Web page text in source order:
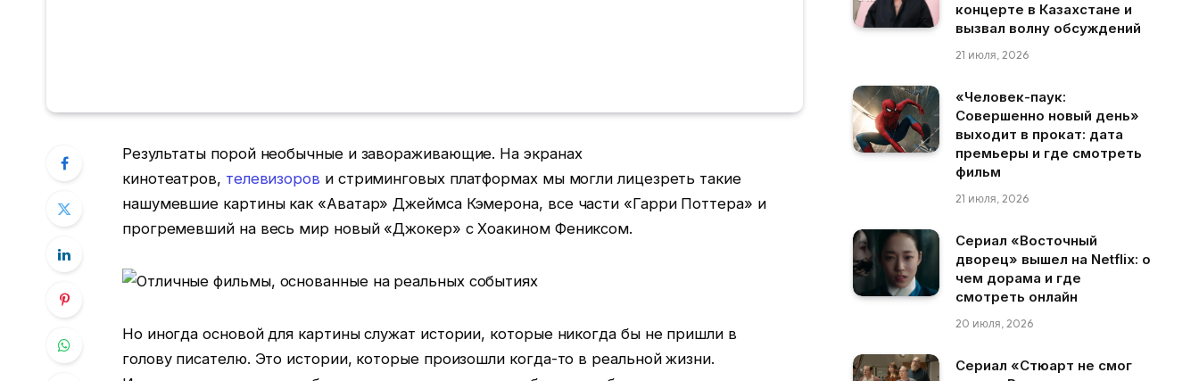
Результаты порой необычные и завораживающие. На экранах
кинотеатров, телевизоров и стриминговых платформах мы могли лицезреть такие
нашумевшие картины как «Аватар» Джеймса Кэмерона, все части «Гарри Поттера» и
прогремевший на весь мир новый «Джокер» с Хоакином Фениксом.
Но иногда основой для картины служат истории, которые никогда бы не пришли в
голову писателю. Это истории, которые произошли когда-то в реальной жизни.
концерте в Казахстане и
вызвал волну обсуждений
21 июля, 2026
«Человек-паук:
Совершенно новый день»
выходит в прокат: дата
премьеры и где смотреть
фильм
21 июля, 2026
Сериал «Восточный
дворец» вышел на Netflix: о
чем дорама и где
смотреть онлайн
20 июля, 2026
Сериал «Стюарт не смог